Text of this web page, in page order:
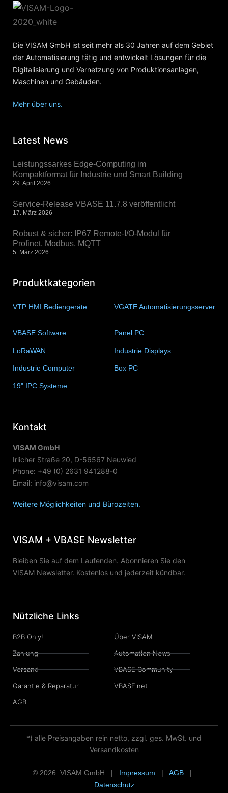
Die VISAM GmbH ist seit mehr als 30 Jahren auf dem Gebiet
der Automatisierung tätig und entwickelt Lösungen für die
Digitalisierung und Vernetzung von Produktionsanlagen,
Maschinen und Gebäuden.
Mehr über uns.
Latest News
Leistungssarkes Edge-Computing im
Kompaktformat für Industrie und Smart Building
29. April 2026
Service-Release VBASE 11.7.8 veröffentlicht
17. März 2026
Robust & sicher: IP67 Remote-I/O-Modul für
Profinet, Modbus, MQTT
5. März 2026
Produktkategorien
VTP HMI Bediengeräte
VGATE Automatisierungsserver
VBASE Software Panel PC
LoRaWAN Industrie Displays
Industrie Computer Box PC
19" IPC Systeme
Kontakt
VISAM GmbH
Irlicher Straße 20, D-56567 Neuwied
Phone: +49 (0) 2631 941288-0
Email: info@visam.com
Weitere Möglichkeiten und Bürozeiten.
VISAM + VBASE Newsletter
Bleiben Sie auf dem Laufenden. Abonnieren Sie den
VISAM Newsletter. Kostenlos und jederzeit kündbar.
Nützliche Links
B2B Only!
Zahlung
Versand
Garantie & Reparatur
AGB
Über VISAM
Automation News
VBASE Community
VBASE.net
*) alle Preisangaben rein netto, zzgl. ges. MwSt. und
Versandkosten
© 2026 VISAM GmbH | Impressum | AGB|
Datenschutz